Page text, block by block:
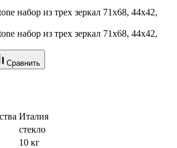
Сравнить
Италия
стекло
10 кг